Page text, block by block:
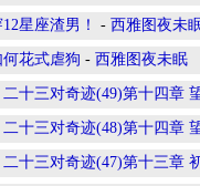
星座渣男！ - 西雅图夜未
何花式虐狗 - 西雅图夜未眠
十三对奇迹(49)第十四章
十三对奇迹(48)第十四章
十三对奇迹(47)第十三章